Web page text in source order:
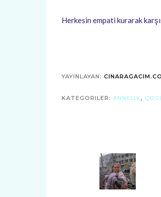
Herkesin empati kurarak
YAYINLAYAN:
KATEGORILER: ANNELIK,